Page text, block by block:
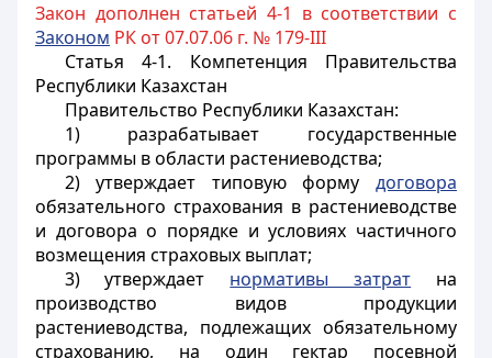
Закон дополнен статьей 4-1 в соответствии с
Законом РК от 07.07.06 г. № 179-III
Статья 4-1. Компетенция Правительства
Республики Казахстан
Правительство Республики Казахстан:
1) разрабатывает государственные
программы в области растениеводства;
2) утверждает типовую форму договора
обязательного страхования в растениеводстве
и договора о порядке и условиях частичного
возмещения страховых выплат;
3) утверждает нормативы затрат на
производство видов продукции
растениеводства, подлежащих обязательному
страхованию, на один гектар посевной